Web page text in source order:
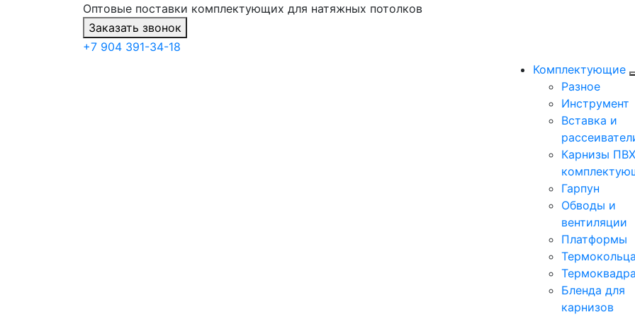
Оптовые поставки комплектующих для натяжных потолков
Заказать звонок
+7 904 391-34-18
Комплектующие
Разное
Инструмент
Вставка и
Карнизы
Гарпун
Обводы и
вентиляции
Платформы
Термокольца
Бленда для
карнизов